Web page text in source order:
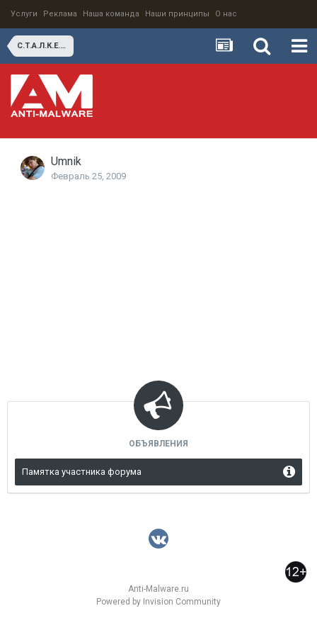
Услуги Реклама Наша команда Наши принципы О нас
С.Т.А.Л.К.Е.Р - МЕЧТА
Umnik
Февраль 25, 2009
ОБЪЯВЛЕНИЯ
Памятка участника форума
Anti-Malware.ru
Powered by Invision Community